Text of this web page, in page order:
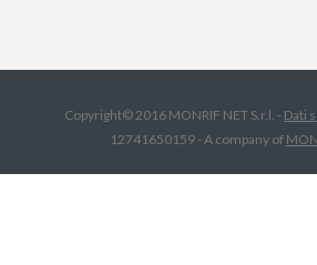
Copyright© 2016 MONRIF NET S.r.l. - Dati
12741650159 - A company of